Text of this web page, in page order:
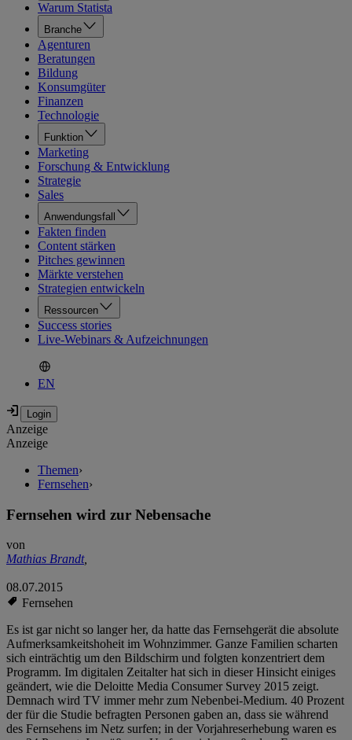
Warum Statista
Branche
Agenturen
Beratungen
Bildung
Konsumgüter
Finanzen
Technologie
Funktion
Marketing
Forschung & Entwicklung
Strategie
Sales
Anwendungsfall
Fakten finden
Content stärken
Pitches gewinnen
Märkte verstehen
Strategien entwickeln
Ressourcen
Success stories
Live-Webinars & Aufzeichnungen
EN
Anzeige
Anzeige
Themen›
Fernsehen›
Fernsehen wird zur Nebensache
von
Mathias Brandt,
08.07.2015
Fernsehen
Es ist gar nicht so langer her, da hatte das Fernsehgerät die absolute
Aufmerksamkeitshoheit im Wohnzimmer. Ganze Familien scharten
sich einträchtig um den Bildschirm und folgten konzentriert dem
Programm. Im digitalen Zeitalter hat sich in dieser Hinsicht einiges
geändert, wie die Deloitte Media Consumer Survey 2015 zeigt.
Demnach wird TV immer mehr zum Nebenbei-Medium. 40 Prozent
der für die Studie befragten Personen gaben an, dass sie während
des Fernsehens im Netz surfen; in der Vorjahreserhebung waren es